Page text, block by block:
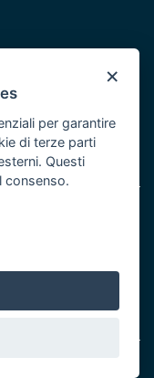
Puglia 2014/2020 -
×
per garantire
di terze parti
Questi
consenso.